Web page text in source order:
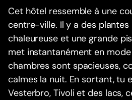
Cet hôtel ressemble à une
centre-ville. Il y a des
chaleureuse et une grande
met instantanément en mode
chambres sont spacieuses,
calmes la nuit. En sortant, tu
Vesterbro, Tivoli et des lacs,